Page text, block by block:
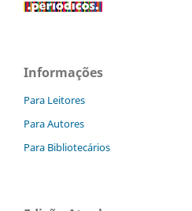
Informações
Para Leitores
Para Autores
Para Bibliotecários